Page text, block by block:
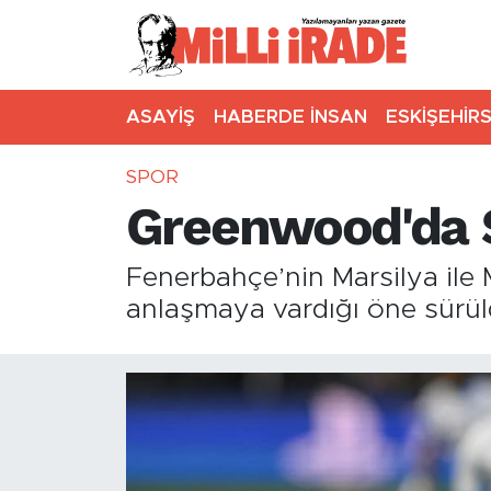
ASAYİŞ HABERDE İNSAN
SPOR
Greenwood'da
Fenerbahçe’nin Marsilya
anlaşmaya vardığı öne